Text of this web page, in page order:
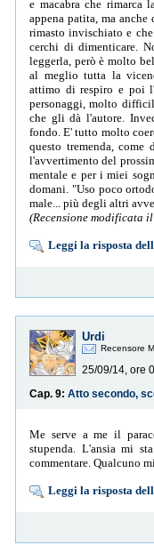
e macabra che rimarca
appena patita, ma anche
rimasto invischiato e
cerchi di dimenticare.
leggerla, però è molto
al meglio tutta la
attimo di respiro e poi
personaggi, molto
che gli dà l'autore.
fondo. E' tutto molto
questo tremenda,
l'avvertimento del
mentale e per i miei
domani. "Uso poco
male... più degli altri
(Recensione modificata
Leggi la risposta
Urdi
Recensore
25/09/14, ore
Cap. 9: Atto secondo,
Me serve a me il
stupenda. L'ansia mi
commentare. Qualcuno mi
Leggi la risposta